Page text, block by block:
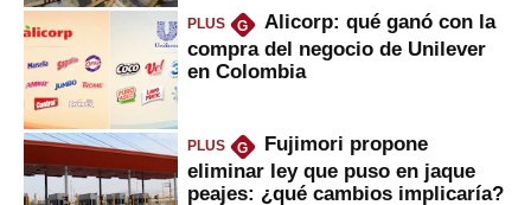
PLUS G
Alicorp: qué ganó con la
compra del negocio de Unilever
en Colombia
PLUS G
Fujimori propone
eliminar ley que puso en jaque
peajes: ¿qué cambios implicaría?